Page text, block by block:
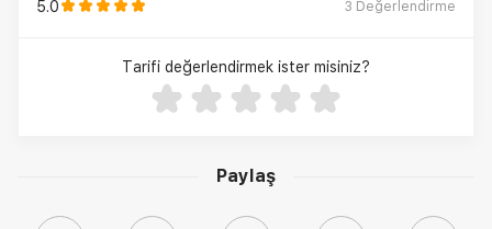
Paylaş
5.0 3 Değerlendirme
Tarifi değerlendirmek ister misiniz?